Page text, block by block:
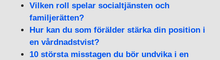
Vilken roll spelar socialtjänsten och
familjerätten?
Hur kan du som förälder stärka din position i
en vårdnadstvist?
10 största misstagen du bör undvika i en